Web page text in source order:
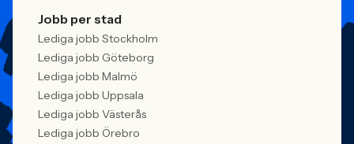
Jobb per stad
Lediga jobb Stockholm
Lediga jobb Göteborg
Lediga jobb Malmö
Lediga jobb Uppsala
Lediga jobb Västerås
Lediga jobb Örebro